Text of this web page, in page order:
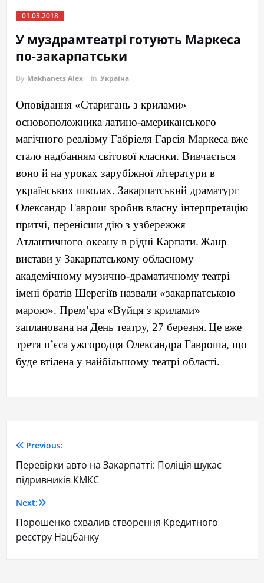
01.03.2018
У муздрамтеатрі готують Маркеса
по-закарпатськи
By Makhanets Alex in Україна
Оповідання «Старигань з крилами»
основоположника латино-американського
магічного реалізму Габріеля Гарсія Маркеса вже
стало надбанням світової класики. Вивчається
воно й на уроках зарубіжної літератури в
українських школах. Закарпатський драматург
Олександр Гаврош зробив власну інтерпретацію
притчі, перенісши дію з узбережжя
Атлантичного океану в рідні Карпати.Жанр
вистави у Закарпатському обласному
академічному музично-драматичному театрі
імені братів Шерегіїв назвали «закарпатською
марою». Прем’єра «Вуйця з крилами»
запланована на День театру, 27 березня.Це вже
третя п’єса ужгородця Олександра Гавроша, що
буде втілена у найбільшому театрі області.
Previous:
Перевірки авто на Закарпатті: Поліція шукає
підривників КМКС
Next:
Порошенко схвалив створення Кредитного
реєстру Нацбанку